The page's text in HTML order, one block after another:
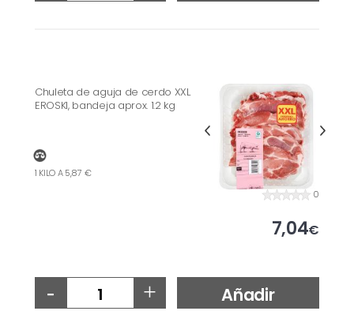
Chuleta de aguja de cerdo XXL
EROSKI, bandeja aprox. 1.2 kg
0
1 KILO A 5,87 €
7,04€
- + Añadir